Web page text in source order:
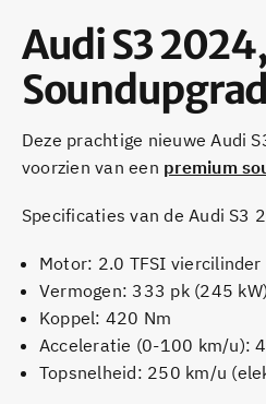
Audi S3
Deze prachtige nieuwe Audi
voorzien van een premium
Specificaties van de Audi S3
Motor: 2.0 TFSI viercilinder
Vermogen: 333 pk (245 kW)
Koppel: 420 Nm
Acceleratie (0-100 km/u):
Topsnelheid: 250 km/u